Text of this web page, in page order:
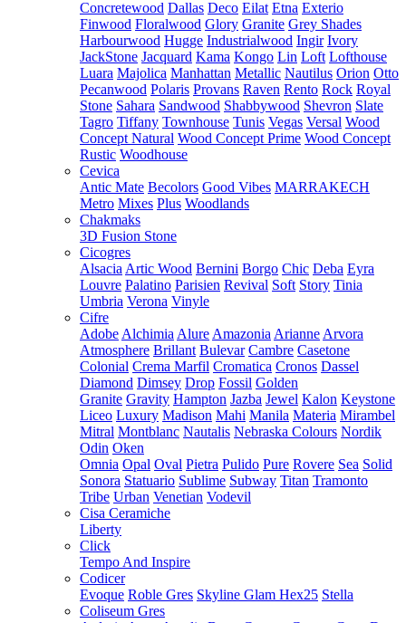
Concretewood Dallas Deco Eilat Etna Exterio
Finwood Floralwood Glory Granite Grey Shades
Harbourwood Hugge Industrialwood Ingir Ivory
JackStone Jacquard Kama Kongo Lin Loft Lofthouse
Luara Majolica Manhattan Metallic Nautilus Orion Otto
Pecanwood Polaris Provans Raven Rento Rock Royal
Stone Sahara Sandwood Shabbywood Shevron Slate
Tagro Tiffany Townhouse Tunis Vegas Versal Wood
Concept Natural Wood Concept Prime Wood Concept
Rustic Woodhouse
Cevica
Antic Mate Becolors Good Vibes MARRAKECH
Metro Mixes Plus Woodlands
Chakmaks
3D Fusion Stone
Cicogres
Alsacia Artic Wood Bernini Borgo Chic Deba Eyra
Louvre Palatino Parisien Revival Soft Story Tinia
Umbria Verona Vinyle
Cifre
Adobe Alchimia Alure Amazonia Arianne Arvora
Atmosphere Brillant Bulevar Cambre Casetone
Colonial Crema Marfil Cromatica Cronos Dassel
Diamond Dimsey Drop Fossil Golden
Granite Gravity Hampton Jazba Jewel Kalon Keystone
Liceo Luxury Madison Mahi Manila Materia Mirambel
Mitral Montblanc Nautalis Nebraska Colours Nordik
Odin Oken
Omnia Opal Oval Pietra Pulido Pure Rovere Sea Solid
Sonora Statuario Sublime Subway Titan Tramonto
Tribe Urban Venetian Vodevil
Cisa Ceramiche
Liberty
Click
Tempo And Inspire
Codicer
Evoque Roble Gres Skyline Glam Hex25 Stella
Coliseum Gres